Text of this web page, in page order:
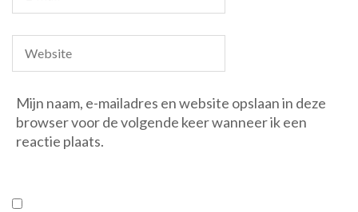
Mijn naam, e-mailadres en website opslaan in deze
browser voor de volgende keer wanneer ik een
reactie plaats.